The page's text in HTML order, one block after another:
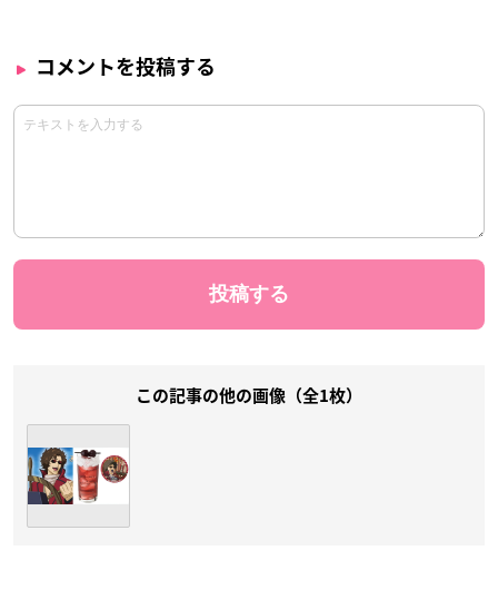
コメントを投稿する
この記事の他の画像（全1枚）